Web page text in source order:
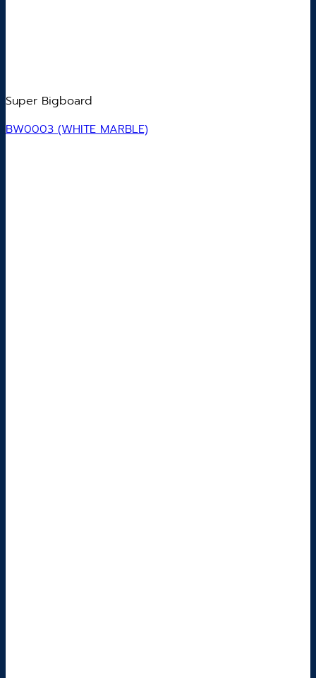
Super Bigboard
BW0003 (WHITE MARBLE)